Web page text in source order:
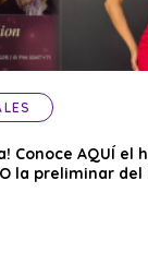
Conoce AQUÍ el
la preliminar del